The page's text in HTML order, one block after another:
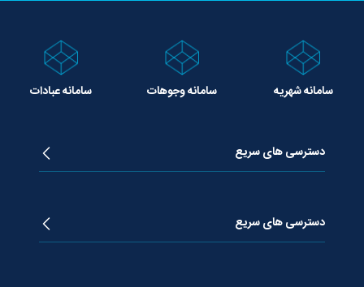
سامانه شهریه سامانه وجوهات سامانه عبادات
دسترسی های سریع
دسترسی های سریع